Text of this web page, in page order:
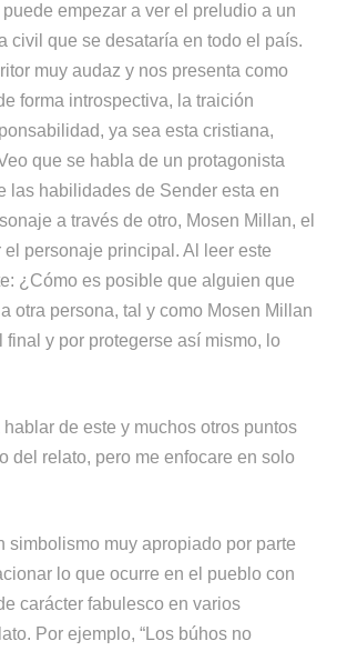
empezar a ver el preludio a un
civil que se desataría en todo el país.
muy audaz y nos presenta como
forma introspectiva, la traición
ya sea esta cristiana,
que se habla de un protagonista
las habilidades de Sender esta en
a través de otro, Mosen Millan, el
el personaje principal. Al leer este
¿Cómo es posible que alguien que
otra persona, tal y como Mosen Millan
final y por protegerse así mismo, lo
de este y muchos otros puntos
del relato, pero me enfocare en solo
simbolismo muy apropiado por parte
lo que ocurre en el pueblo con
carácter fabulesco en varios
Por ejemplo, “Los búhos no